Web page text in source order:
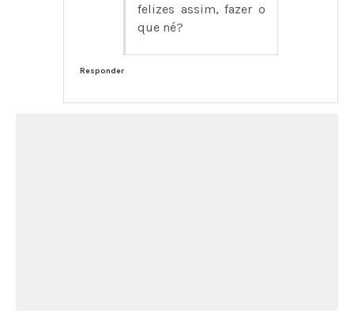
felizes assim, fazer o
que né?
Responder